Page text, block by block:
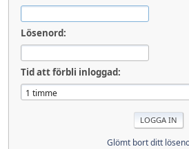
Lösenord:
Tid att förbli inloggad:
Glömt bort ditt